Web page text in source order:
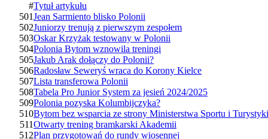
#Tytuł artykułu
501Jean Sarmiento blisko Polonii
502Juniorzy trenują z pierwszym zespołem
503Oskar Krzyżak testowany w Polonii
504Polonia Bytom wznowila treningi
505Jakub Arak dołączy do Polonii?
506Radosław Seweryś wraca do Korony Kielce
507Lista transferowa Polonii
508Tabela Pro Junior System za jesień 2024/2025
509Polonia pozyska Kolumbijczyka?
510Bytom bez wsparcia ze strony Ministerstwa Sportu i Turystyki
511Otwarty trening bramkarski Akademii
512Plan przygotowań do rundy wiosennej